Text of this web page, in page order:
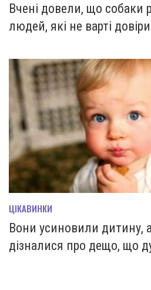
Вчені довели, що собаки
людей, які не варті довіри
ЦІКАВИНКИ
Вони усиновили дитину, а
дізналися про дещо, що